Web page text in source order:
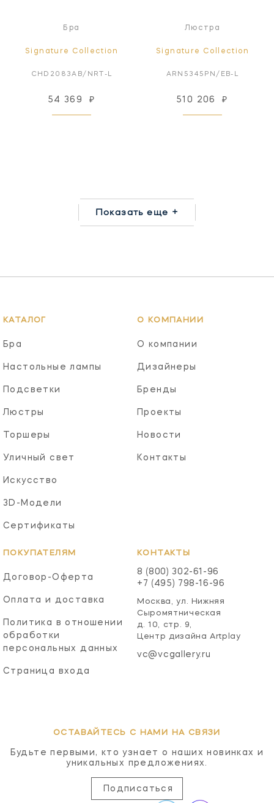
Бра
Signature Collection
CHD2083AB/NRT-L
54 369 ₽
Люстра
Signature Collection
ARN5345PN/EB-L
510 206 ₽
Показать еще +
КАТАЛОГ
Бра
Настольные лампы
Подсветки
Люстры
Торшеры
Уличный свет
Искусство
3D-Модели
Сертификаты
О КОМПАНИИ
О компании
Дизайнеры
Бренды
Проекты
Новости
Контакты
ПОКУПАТЕЛЯМ
Договор-Оферта
Оплата и доставка
Политика в отношении
обработки
персональных данных
Страница входа
КОНТАКТЫ
8 (800) 302-61-96
+7 (495) 798-16-96
Москва, ул. Нижняя
Сыромятническая
д. 10, стр. 9,
Центр дизайна Artplay
vc@vcgallery.ru
ОСТАВАЙТЕСЬ С НАМИ НА СВЯЗИ
Будьте первыми, кто узнает о наших новинках и
уникальных предложениях.
Подписаться